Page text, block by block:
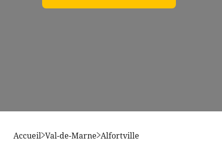
Accueil Val-de-Marne Alfortville